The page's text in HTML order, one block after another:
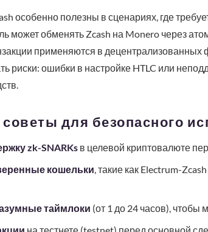
особенно полезны в сценариях, где
может обменять Zcash на Monero через
применяются в
риски: ошибки в настройке HTLC или
для безопасного
zk-SNARKsв целевой криптовалюте
кошельки, такие как Electrum-
таймлоки (от 1 до 24 часов), чтобы